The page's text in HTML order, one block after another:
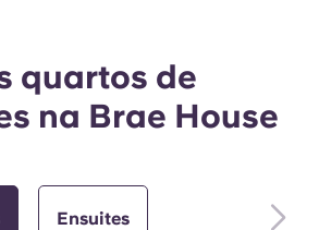
quartos de
na Brae House
Ensuites